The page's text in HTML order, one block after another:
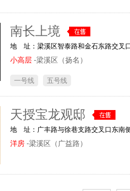
南长上境
地 址：梁溪区智泰路和金石东路交叉
小高层 -梁溪区（扬名）
一号线 五号线
天授宝龙观邸
地 址：广丰路与徐巷支路交叉口东南
洋房 -梁溪区（广益路）